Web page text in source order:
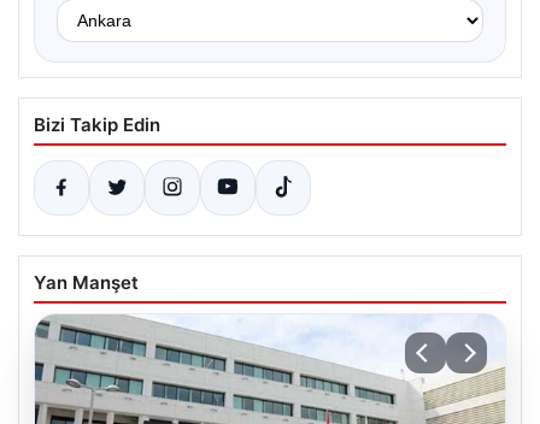
Bizi Takip Edin
Yan Manşet